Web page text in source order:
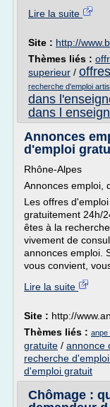
Lire la suite
Site : http://
Thèmes liés :
superieur /
recherche d'emploi
dans
dans l
Annonces
d'emploi
Rhône-Alpes
Annonces emploi,
Les offres
gratuitement 24h/
êtes à la
vivement de
annonces emploi.
vous convient,
Lire la suite
Site : http://
Thèmes liés : anpe
gratuite / annonce
recherche
d'emploi gratuit
Chômage :